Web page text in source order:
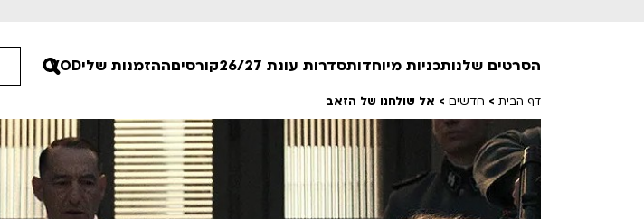
הסרטים שלנו
חופשי למנויים
טרום בכורה
חדשים
תכניות מיוחדותסדרות עונת 26/27 קורסיםההזמנות שליVOD
דף הבית > חדשים > אל שולחנו של הזאב